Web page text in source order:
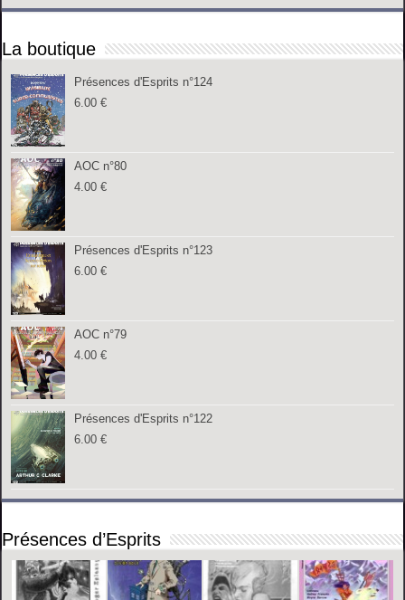
La boutique
Présences d'Esprits n°124
6.00€
AOC n°80
4.00€
Présences d'Esprits n°123
6.00€
AOC n°79
4.00€
Présences d'Esprits n°122
6.00€
Présences d’Esprits